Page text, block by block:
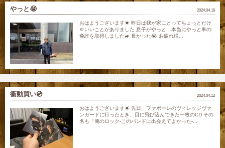
2024.04.16
やっと😭
おはようございます☀ 昨日は我が家にとってちょっとだけ
🤏いいことがありました 息子がやっと…本当にやっと車の
免許を取得しました🚙 長かった😭 お疲れ様...
2024.04.12
衝動買い💿
おはようございます☀ 先日、ファボーレのヴィレッジヴァ
ンガードに行ったとき、目に飛び込んできた一枚のCD その
名も「俺のロック-このバンドに出会えてよかった-...